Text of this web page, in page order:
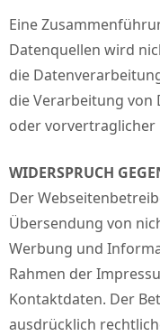
Eine
Datenquellen wird
die
die Verarbeitung von
oder
WIDERSPRUCH
Der
Übersendung von
Werbung und
Rahmen der
Kontaktdaten. Der
ausdrücklich